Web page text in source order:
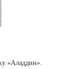
«Аладдин».